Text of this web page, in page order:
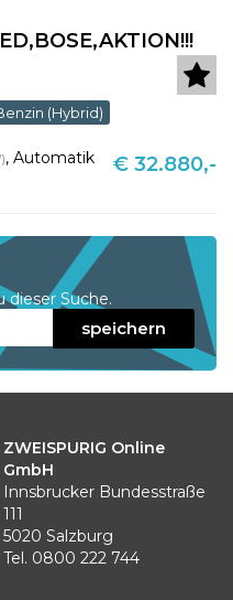
(Hybrid)
, Automatik
€ 32.880,-
dieser Suche.
speichern
ZWEISPURIG Online
GmbH
Innsbrucker Bundesstraße
111
5020 Salzburg
Tel. 0800 222 744